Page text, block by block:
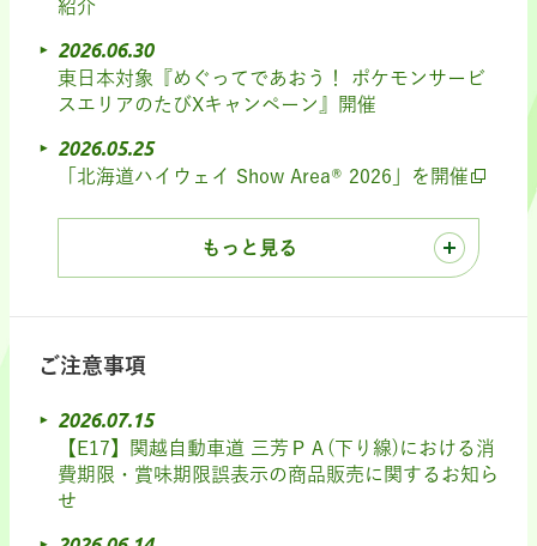
紹介
2026.06.30
東日本対象『めぐってであおう！ ポケモンサービ
スエリアのたびXキャンペーン』開催
2026.05.25
「北海道ハイウェイ Show Area® 2026」を開催
もっと見る
ご注意事項
2026.07.15
【E17】関越自動車道 三芳ＰＡ(下り線)における消
費期限・賞味期限誤表示の商品販売に関するお知ら
せ